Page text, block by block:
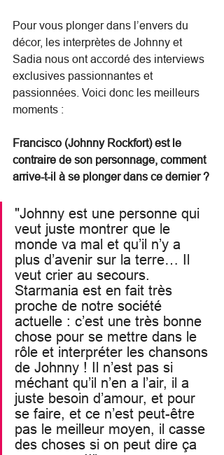
Pour vous plonger dans l’envers du
décor, les interprètes de Johnny et
Sadia nous ont accordé des interviews
exclusives passionnantes et
passionnées. Voici donc les meilleurs
moments :
Francisco (Johnny Rockfort) est le
contraire de son personnage, comment
arrive-t-il à se plonger dans ce dernier ?
"Johnny est une personne qui
veut juste montrer que le
monde va mal et qu’il n’y a
plus d’avenir sur la terre… Il
veut crier au secours.
Starmania est en fait très
proche de notre société
actuelle : c’est une très bonne
chose pour se mettre dans le
rôle et interpréter les chansons
de Johnny ! Il n’est pas si
méchant qu’il n’en a l’air, il a
juste besoin d’amour, et pour
se faire, et ce n’est peut-être
pas le meilleur moyen, il casse
des choses si on peut dire ça